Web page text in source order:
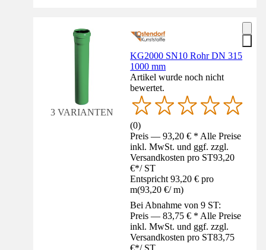
3 VARIANTEN
KG2000 SN10 Rohr DN 315
1000 mm
Artikel wurde noch nicht
bewertet.
(0)
Preis — 93,20 € * Alle Preise
inkl. MwSt. und ggf. zzgl.
Versandkosten pro ST93,20
€*/ ST
Entspricht 93,20 € pro
m(93,20 €/ m)
Bei Abnahme von 9 ST:
Preis — 83,75 € * Alle Preise
inkl. MwSt. und ggf. zzgl.
Versandkosten pro ST83,75
€*/ ST